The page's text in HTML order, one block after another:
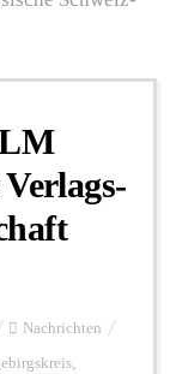
Nachrichten
,